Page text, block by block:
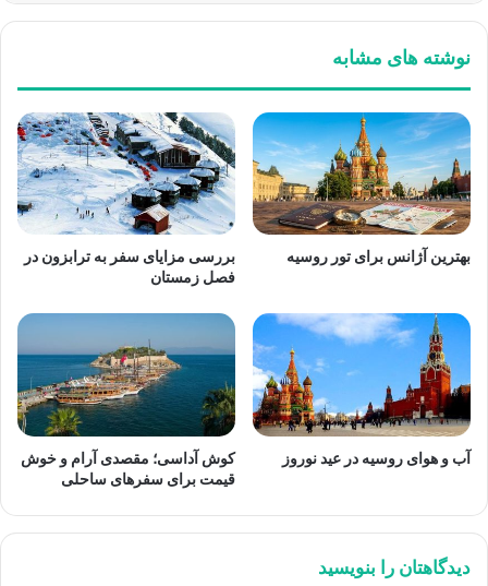
نوشته های مشابه
بهترین آژانس برای تور روسیه
بررسی مزایای سفر به ترابزون در
فصل زمستان
آب و هوای روسیه در عید نوروز
کوش آداسی؛ مقصدی آرام و خوش
قیمت برای سفرهای ساحلی
دیدگاهتان را بنویسید